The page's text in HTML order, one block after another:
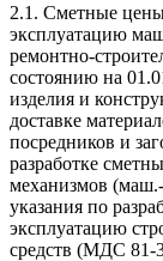
2.1. Сметные
эксплуатацию
ремонтно-
состоянию на
изделия и
доставке
посредников и
разработке
механизмов
указания по
эксплуатацию
средств (МДС 81-